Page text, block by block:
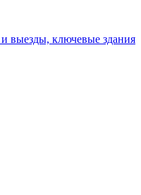
выезды, ключевые здания